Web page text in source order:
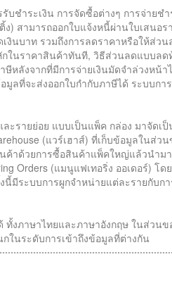
ำระเงิน การจัดซื้อต่างๆ การจ่ายชำ
) สามารถออกใบแจ้งหนี้ผ่านใบเสนอ
งินบาท รวมถึงการลดราคาหรือให้ส่ว
ในราคาสินค้าทันที, วิธีส่วนลดแบบล
หลังจากที่มีการจ่ายเงินมัดจำล่วงหน้า
ลที่จะส่งออกใบกำกับภาษีได้ ระบบก
รายย่อย แบบเป็นแพ็ค กล่อง มาจัดเ
(แวร์เฮาส์) ที่เก็บข้อมูลในส่
ค้าด้วยการซื้อสินค้าแพ็คใหญ่แล้วนำม
Orders (แมนูแฟเทอริ่ง ออเดอร์) โ
นี้มีระบบการผูกจำหน่ายแต่ละรายกับ
งภาษาไทยและภาษาอังกฤษ ในส่วนข
ในระดับการเข้าถึงข้อมูลที่ต่างกัน